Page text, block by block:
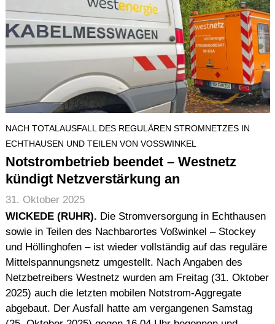
NACH TOTALAUSFALL DES REGULÄREN STROMNETZES IN
ECHTHAUSEN UND TEILEN VON VOSSWINKEL
Notstrombetrieb beendet – Westnetz
kündigt Netzverstärkung an
31. Oktober 2025
WICKEDE (RUHR). Die Stromversorgung in Echthausen
sowie in Teilen des Nachbarortes Voßwinkel – Stockey
und Höllinghofen – ist wieder vollständig auf das reguläre
Mittelspannungsnetz umgestellt. Nach Angaben des
Netzbetreibers Westnetz wurden am Freitag (31. Oktober
2025) auch die letzten mobilen Notstrom-Aggregate
abgebaut. Der Ausfall hatte am vergangenen Samstag